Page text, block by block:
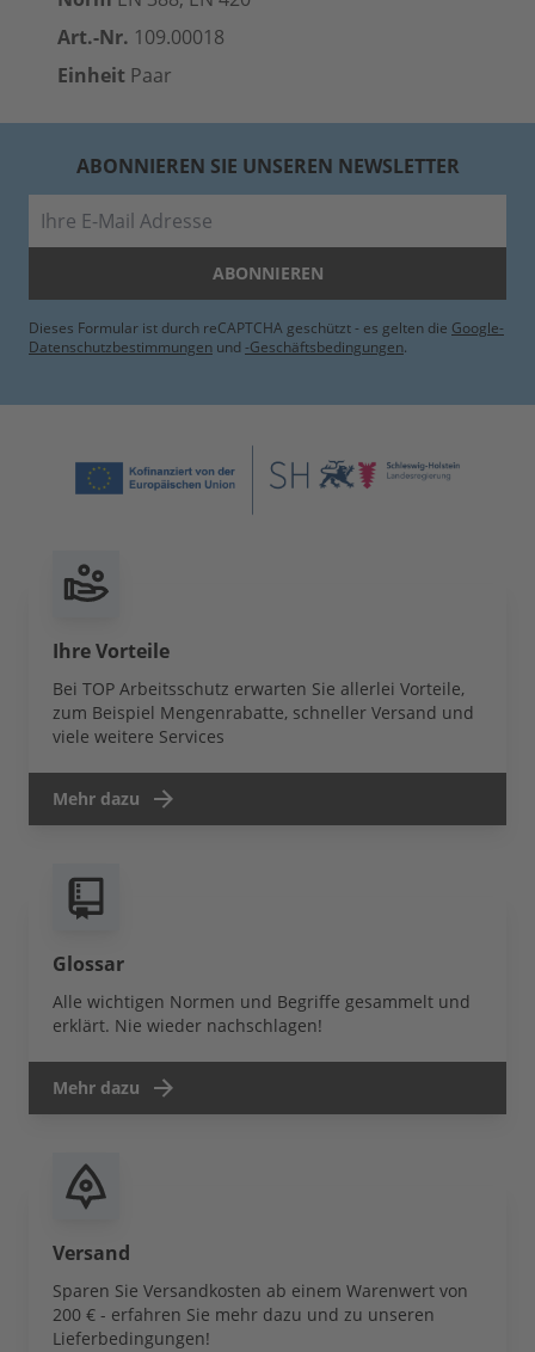
Art.-Nr. 109.00018
Einheit Paar
ABONNIEREN SIE UNSEREN NEWSLETTER
ABONNIEREN
Dieses Formular ist durch reCAPTCHA geschützt - es gelten die Google-
Datenschutzbestimmungen und -Geschäftsbedingungen.
Ihre Vorteile
Bei TOP Arbeitsschutz erwarten Sie allerlei Vorteile,
zum Beispiel Mengenrabatte, schneller Versand und
viele weitere Services
Mehr dazu
Glossar
Alle wichtigen Normen und Begriffe gesammelt und
erklärt. Nie wieder nachschlagen!
Mehr dazu
Versand
Sparen Sie Versandkosten ab einem Warenwert von
200 € - erfahren Sie mehr dazu und zu unseren
Lieferbedingungen!